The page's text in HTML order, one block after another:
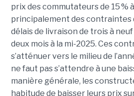
prix des commutateurs de 15 %
principalement des contraintes
délais de livraison de trois à
deux mois à la mi-2025. Ces
s’atténuer vers le milieu de
ne faut pas s’attendre à une
manière générale, les
habitude de baisser leurs prix